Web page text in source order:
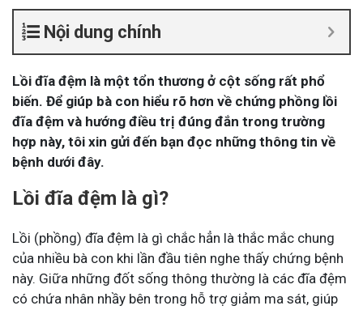
Nội dung chính
Lồi đĩa đệm là một tổn thương ở cột sống rất phổ
biến. Để giúp bà con hiểu rõ hơn về chứng phồng lồi
đĩa đệm và hướng điều trị đúng đắn trong trường
hợp này, tôi xin gửi đến bạn đọc những thông tin về
bệnh dưới đây.
Lồi đĩa đệm là gì?
Lồi (phồng) đĩa đệm là gì chắc hẳn là thắc mắc chung
của nhiều bà con khi lần đầu tiên nghe thấy chứng bệnh
này. Giữa những đốt sống thông thường là các đĩa đệm
có chứa nhân nhầy bên trong hỗ trợ giảm ma sát, giúp